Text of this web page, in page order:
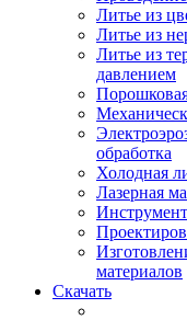
Литье из
Литье из
Литье из
давлением
обработка
Холодная
Лазерная
материалов
Скачать